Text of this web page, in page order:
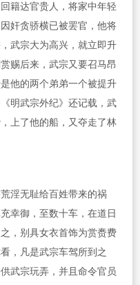
籍达官贵人，将家中年轻
奸贪骄横已被罢官，他将
武宗大为高兴，就立即升
赐后来，武宗又要召马昂
他的两个弟弟一个被提升
明武宗外纪》还记载，武
上了他的船，又夺走了林
淫无耻给百姓带来的祸
幸御，至数十车，在道日
，别具女衣首饰为赏赉费
，凡是武宗车驾所到之
武宗玩弄，并且命令官员